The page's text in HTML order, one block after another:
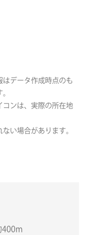
データ作成時点のも
ンは、実際の所在地
い場合があります。
400m